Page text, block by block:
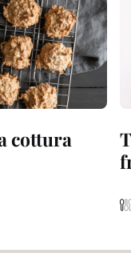
cottura